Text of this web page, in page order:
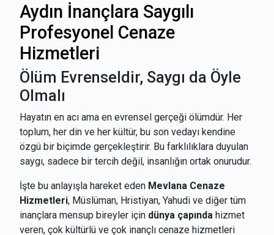
Aydın İnançlara Saygılı
Profesyonel Cenaze
Hizmetleri
Ölüm Evrenseldir, Saygı da Öyle
Olmalı
Hayatın en acı ama en evrensel gerçeği ölümdür. Her
toplum, her din ve her kültür, bu son vedayı kendine
özgü bir biçimde gerçekleştirir. Bu farklılıklara duyulan
saygı, sadece bir tercih değil, insanlığın ortak onurudur.
İşte bu anlayışla hareket eden Mevlana Cenaze
Hizmetleri, Müslüman, Hristiyan, Yahudi ve diğer tüm
inançlara mensup bireyler için dünya çapında hizmet
veren, çok kültürlü ve çok inançlı cenaze hizmetleri